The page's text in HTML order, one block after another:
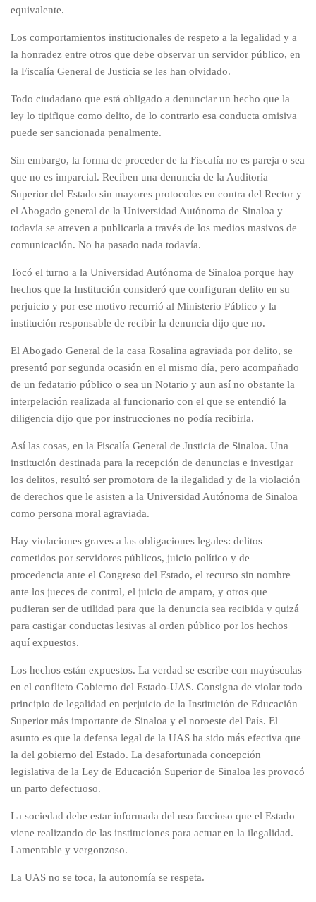
equivalente.
Los comportamientos institucionales de respeto a la legalidad y a
la honradez entre otros que debe observar un servidor público, en
la Fiscalía General de Justicia se les han olvidado.
Todo ciudadano que está obligado a denunciar un hecho que la
ley lo tipifique como delito, de lo contrario esa conducta omisiva
puede ser sancionada penalmente.
Sin embargo, la forma de proceder de la Fiscalía no es pareja o sea
que no es imparcial. Reciben una denuncia de la Auditoría
Superior del Estado sin mayores protocolos en contra del Rector y
el Abogado general de la Universidad Autónoma de Sinaloa y
todavía se atreven a publicarla a través de los medios masivos de
comunicación. No ha pasado nada todavía.
Tocó el turno a la Universidad Autónoma de Sinaloa porque hay
hechos que la Institución consideró que configuran delito en su
perjuicio y por ese motivo recurrió al Ministerio Público y la
institución responsable de recibir la denuncia dijo que no.
El Abogado General de la casa Rosalina agraviada por delito, se
presentó por segunda ocasión en el mismo día, pero acompañado
de un fedatario público o sea un Notario y aun así no obstante la
interpelación realizada al funcionario con el que se entendió la
diligencia dijo que por instrucciones no podía recibirla.
Así las cosas, en la Fiscalía General de Justicia de Sinaloa. Una
institución destinada para la recepción de denuncias e investigar
los delitos, resultó ser promotora de la ilegalidad y de la violación
de derechos que le asisten a la Universidad Autónoma de Sinaloa
como persona moral agraviada.
Hay violaciones graves a las obligaciones legales: delitos
cometidos por servidores públicos, juicio político y de
procedencia ante el Congreso del Estado, el recurso sin nombre
ante los jueces de control, el juicio de amparo, y otros que
pudieran ser de utilidad para que la denuncia sea recibida y quizá
para castigar conductas lesivas al orden público por los hechos
aquí expuestos.
Los hechos están expuestos. La verdad se escribe con mayúsculas
en el conflicto Gobierno del Estado-UAS. Consigna de violar todo
principio de legalidad en perjuicio de la Institución de Educación
Superior más importante de Sinaloa y el noroeste del País. El
asunto es que la defensa legal de la UAS ha sido más efectiva que
la del gobierno del Estado. La desafortunada concepción
legislativa de la Ley de Educación Superior de Sinaloa les provocó
un parto defectuoso.
La sociedad debe estar informada del uso faccioso que el Estado
viene realizando de las instituciones para actuar en la ilegalidad.
Lamentable y vergonzoso.
La UAS no se toca, la autonomía se respeta.